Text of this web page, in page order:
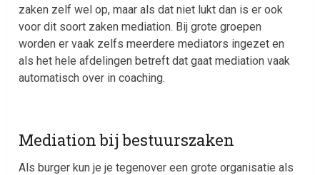
zaken zelf wel op, maar als dat niet lukt dan is er ook
voor dit soort zaken mediation. Bij grote groepen
worden er vaak zelfs meerdere mediators ingezet en
als het hele afdelingen betreft dat gaat mediation vaak
automatisch over in coaching.
Mediation bij bestuurszaken
Als burger kun je je tegenover een grote organisatie als